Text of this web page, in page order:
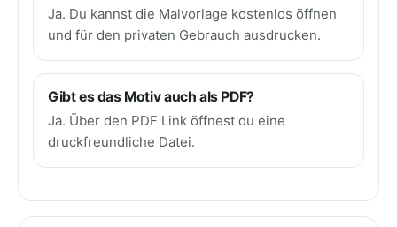
Ja. Du kannst die Malvorlage kostenlos öffnen
und für den privaten Gebrauch ausdrucken.
Gibt es das Motiv auch als PDF?
Ja. Über den PDF Link öffnest du eine
druckfreundliche Datei.